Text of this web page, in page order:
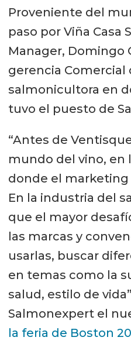
Proveniente del
paso por Viña Casa
Manager, Domingo
gerencia Comercial
salmonicultora en
tuvo el puesto de
“Antes de
mundo del vino, en
donde el marketing
En la industria del
que el mayor
las marcas y
usarlas, buscar
en temas como la
salud, estilo de
Salmonexpert el
la feria de Boston